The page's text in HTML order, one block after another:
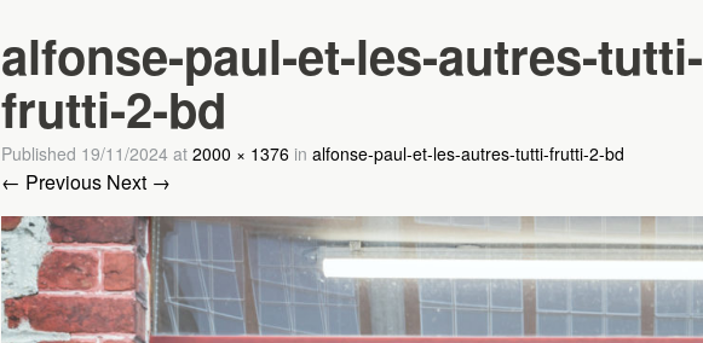
alfonse-paul-et-les-autres-tutti-
frutti-2-bd
Published 19/11/2024 at 2000 × 1376 in alfonse-paul-et-les-autres-tutti-frutti-2-bd
← Previous Next →